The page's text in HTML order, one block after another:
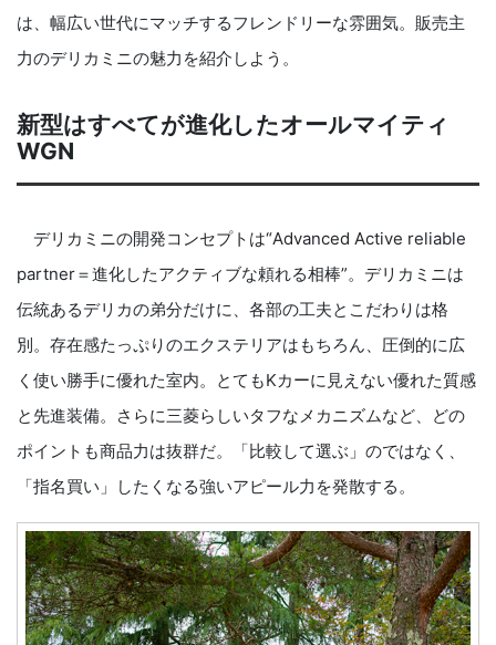
は、幅広い世代にマッチするフレンドリーな雰囲気。販売主
力のデリカミニの魅力を紹介しよう。
新型はすべてが進化したオールマイティ
WGN
デリカミニの開発コンセプトは“Advanced Active reliable
partner＝進化したアクティブな頼れる相棒”。デリカミニは
伝統あるデリカの弟分だけに、各部の工夫とこだわりは格
別。存在感たっぷりのエクステリアはもちろん、圧倒的に広
く使い勝手に優れた室内。とてもKカーに見えない優れた質感
と先進装備。さらに三菱らしいタフなメカニズムなど、どの
ポイントも商品力は抜群だ。「比較して選ぶ」のではなく、
「指名買い」したくなる強いアピール力を発散する。